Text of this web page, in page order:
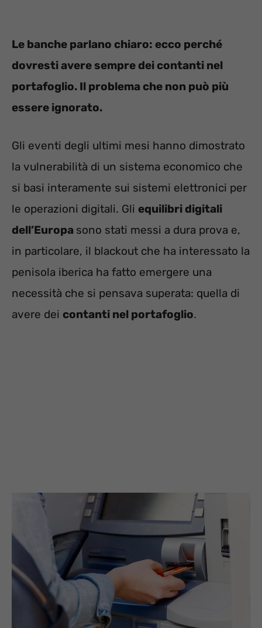
Le banche parlano chiaro: ecco perché
dovresti avere sempre dei contanti nel
portafoglio. Il problema che non può più
essere ignorato.
Gli eventi degli ultimi mesi hanno dimostrato
la vulnerabilità di un sistema economico che
si basi interamente sui sistemi elettronici per
le operazioni digitali. Gli equilibri digitali
dell’Europa sono stati messi a dura prova e,
in particolare, il blackout che ha interessato la
penisola iberica ha fatto emergere una
necessità che si pensava superata: quella di
avere dei contanti nel portafoglio.